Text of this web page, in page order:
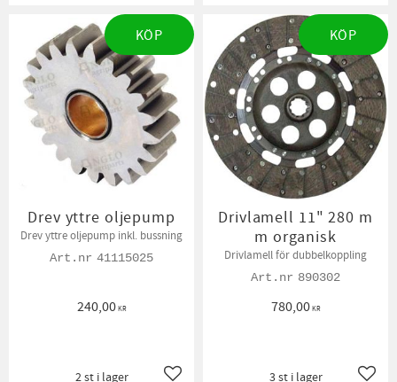
Drev yttre oljepump
Drev yttre oljepump inkl. bussning
41115025
240,00KR
2 st i lager
KÖP
Drivlamell 11" 280 m
m organisk
Drivlamell för dubbelkoppling
890302
780,00KR
3 st i lager
KÖP